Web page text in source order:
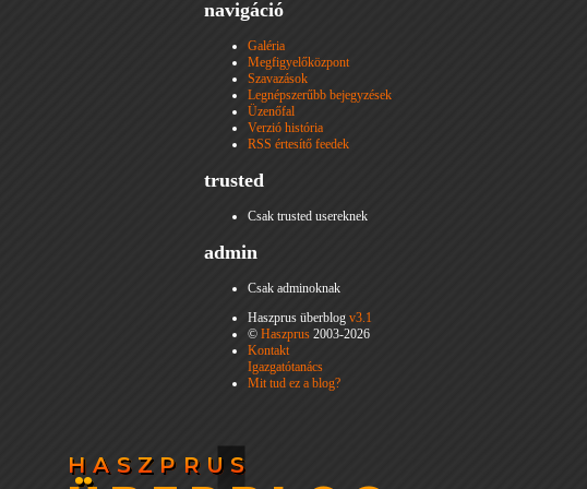
navigáció
Galéria
Megfigyelőközpont
Szavazások
Legnépszerűbb bejegyzések
Üzenőfal
Verzió história
RSS értesítő feedek
trusted
Csak trusted usereknek
admin
Csak adminoknak
Haszprus überblog v3.1
© Haszprus 2003-2026
Kontakt
Igazgatótanács
Mit tud ez a blog?
HASZPRUS
HASZPRUS